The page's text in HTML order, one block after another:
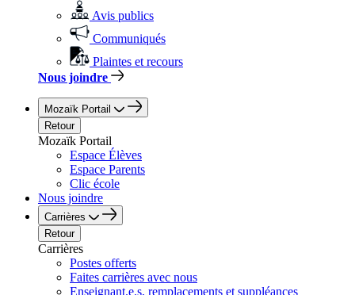
Avis publics
Communiqués
Plaintes et recours
Nous joindre
Mozaïk Portail
Retour
Mozaïk Portail
Espace Élèves
Espace Parents
Clic école
Nous joindre
Carrières
Retour
Carrières
Postes offerts
Faites carrières avec nous
Enseignant.e.s, remplacements et suppléances